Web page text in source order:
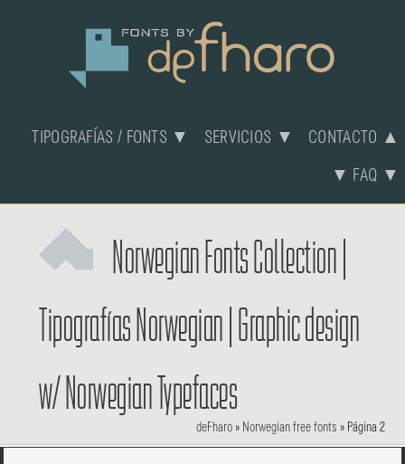
TIPOGRAFÍAS / FONTS ▼ SERVICIOS ▼ CONTACTO ▲
▼ FAQ ▼
Norwegian Fonts Collection
Tipografías Norwegian Graphic design
w/ Norwegian Typefaces
deFharo» Norwegian free fonts » Página 2